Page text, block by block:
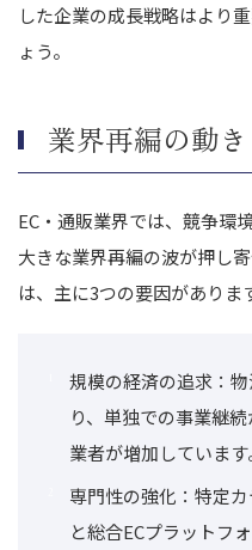
した企業の成長戦略はより
ょう。
業界再編の動き
EC・通販業界では、競争環
大きな業界再編の波が押し
は、主に3つの要因がありま
規模の経済の追求：
り、単独での事業継
業者が増加しています
専門性の強化：特定
と総合ECプラットフ